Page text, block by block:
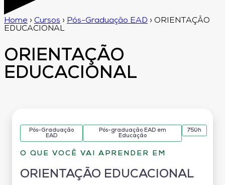
Home › Cursos › Pós-Graduação EAD › ORIENTAÇÃO
EDUCACIONAL
ORIENTAÇÃO
EDUCACIONAL
Pós-Graduação
EAD
Pós-graduação EAD em
Educação
750h
O QUE VOCÊ VAI APRENDER EM
ORIENTAÇÃO EDUCACIONAL